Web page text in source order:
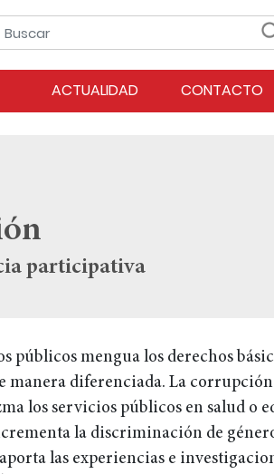
ACTUALIDAD CONTACTO
participativa
públicos mengua los derechos
manera diferenciada. La
los servicios públicos en salud o
la discriminación de
las experiencias e